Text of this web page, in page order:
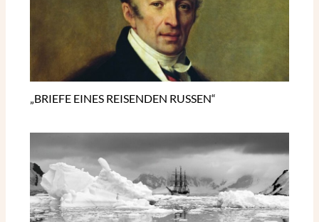
„BRIEFE EINES REISENDEN RUSSEN“